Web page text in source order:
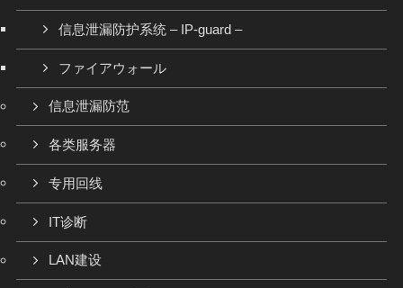
信息泄漏防护系统 – IP-guard –
ファイアウォール
信息泄漏防范
各类服务器
专用回线
IT诊断
LAN建设